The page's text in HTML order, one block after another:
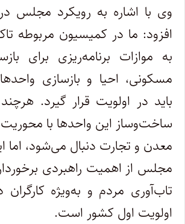
وی با اشاره به رویکرد
افزود: ما در کمیسیون مربوطه
به موازات برنامه‌ریزی برای
مسکونی، احیا و بازسازی
باید در اولویت قرار گیرد.
ساخت‌وساز این واحدها با
معدن و تجارت دنبال می‌شود، اما
مجلس از اهمیت راهبردی
تاب‌آوری مردم و به‌ویژه
اولویت اول کشور است.